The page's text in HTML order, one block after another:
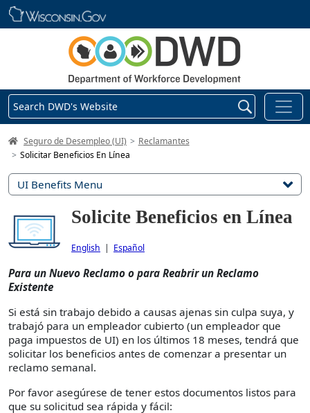
Skip main navigation
Search DWD's Website
DWD Homepage
Seguro de Desempleo (UI)
Reclamantes
Solicitar Beneficios En Línea
Solicite Beneficios en Línea
English | Español
Para un Nuevo Reclamo o para Reabrir un Reclamo
Existente
Si está sin trabajo debido a causas ajenas sin culpa suya, y
trabajó para un empleador cubierto (un empleador que
paga impuestos de UI) en los últimos 18 meses, tendrá que
solicitar los beneficios antes de comenzar a presentar un
reclamo semanal.
Por favor asegúrese de tener estos documentos listos para
que su solicitud sea rápida y fácil:
UI Benefits Menu